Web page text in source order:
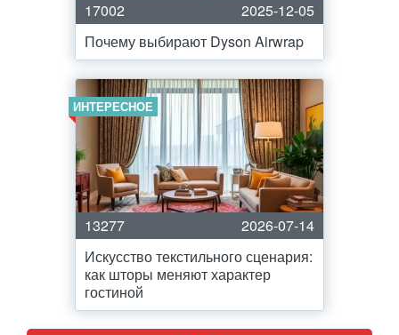
17002
2025-12-05
Почему выбирают Dyson Airwrap
ИНТЕРЕСНОЕ
13277
2026-07-14
Искусство текстильного сценария:
как шторы меняют характер
гостиной